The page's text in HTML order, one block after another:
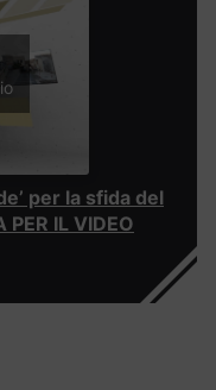
per la sfida del
IL VIDEO